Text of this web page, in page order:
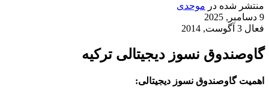
منتشر شده در موحدی
9 دسامبر, 2025
فعال 3 آگوست, 2014
گاوصندوق نسوز دیجیتالی ترکیه
اهمیت گاوصندوق نسوز دیجیتالی: